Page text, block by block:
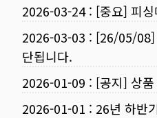
2026-03-24: [중요] 피
2026-03-03 : [26/05/08]
단됩니다.
2026-01-09 : [공지] 상
2026-01-01 : 26년 하반